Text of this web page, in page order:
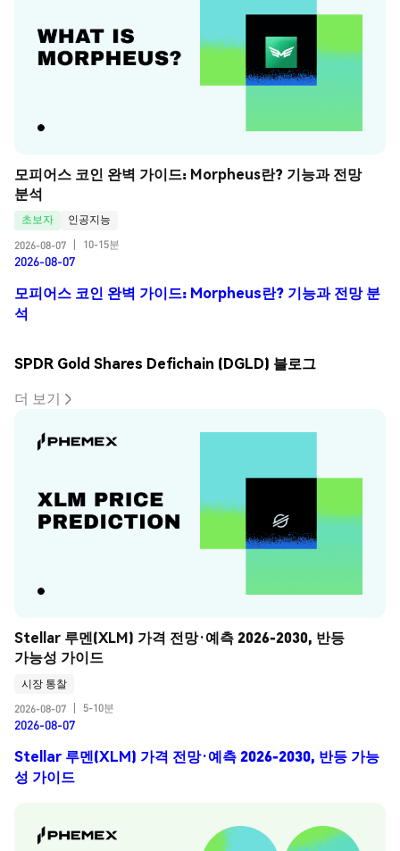
모피어스 코인 완벽 가이드: Morpheus란? 기능과 전망
분석
초보자
인공지능
2026-08-07
10-15분
2026-08-07
모피어스 코인 완벽 가이드: Morpheus란? 기능과 전망 분
석
SPDR Gold Shares Defichain (DGLD) 블로그
더 보기
Stellar 루멘(XLM) 가격 전망·예측 2026-2030, 반등
가능성 가이드
시장 통찰
2026-08-07
5-10분
2026-08-07
Stellar 루멘(XLM) 가격 전망·예측 2026-2030, 반등 가능
성 가이드